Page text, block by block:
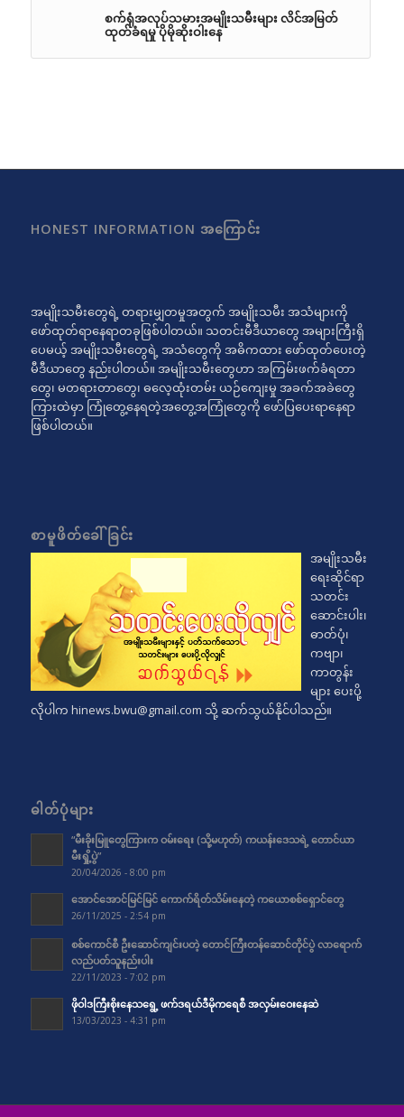
စက်ရုံအလုပ်သမားအမျိုးသမီးများ လိင်အမြတ်
ထုတ်ခံရမှု ပိုမိုဆိုးဝါးနေ
HONEST INFORMATION အကြောင်း
အမျိုးသမီးတွေရဲ့ တရားမျှတမှုအတွက် အမျိုးသမီး အသံများကို
ဖော်ထုတ်ရာနေရာတခုဖြစ်ပါတယ်။ သတင်းမီဒီယာတွေ အများကြီးရှိ
ပေမယ့် အမျိုးသမီးတွေရဲ့ အသံတွေကို အဓိကထား ဖော်ထုတ်ပေးတဲ့
မီဒီယာတွေ နည်းပါတယ်။ အမျိုးသမီးတွေဟာ အကြမ်းဖက်ခံရတာ
တွေ၊ မတရားတာတွေ၊ ဓလေ့ထုံးတမ်း ယဉ်ကျေးမှု အခက်အခဲတွေ
ကြားထဲမှာ ကြုံတွေ့နေရတဲ့အတွေ့အကြုံတွေကို ဖော်ပြပေးရာနေရာ
ဖြစ်ပါတယ်။
စာမူဖိတ်ခေါ်ခြင်း
အမျိုးသမီး
ရေးဆိုင်ရာ
သတင်း
ဆောင်းပါး၊
ဓာတ်ပုံ၊
ကဗျာ၊
ကာတွန်း
များ ပေးပို့
လိုပါက hinews.bwu@gmail.com သို့ ဆက်သွယ်နိုင်ပါသည်။
ဓါတ်ပုံများ
“မီးခိုးမြူတွေကြားက ဝမ်းရေး (သို့မဟုတ်) ကယန်းဒေသရဲ့ တောင်ယာ
မီးရှို့ပွဲ”
20/04/2026 - 8:00 pm
အောင်အောင်မြင်မြင် ကောက်ရိတ်သိမ်းနေတဲ့ ကယောစစ်ရှောင်တွေ
26/11/2025 - 2:54 pm
စစ်ကောင်စီ ဦးဆောင်ကျင်းပတဲ့ တောင်ကြီးတန်ဆောင်တိုင်ပွဲ လာရောက်
လည်ပတ်သူနည်းပါး
22/11/2023 - 7:02 pm
ဖိုဝါဒကြီးစိုးနေသရွေ့ ဖက်ဒရယ်ဒီမိုကရေစီ အလှမ်းဝေးနေဆဲ
13/03/2023 - 4:31 pm